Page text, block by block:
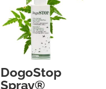
DogoStop
Spray®